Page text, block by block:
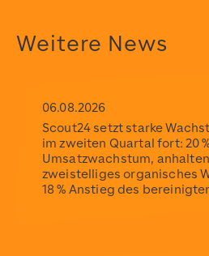
2022-05-09T11:30:00+02:00
2022-05-09T11:30:00+02:00
Weitere News
06.08.2026
Scout24 setzt starke
im zweiten Quartal fort: 20
Umsatzwachstum,
zweistelliges organisches
18 % Anstieg des